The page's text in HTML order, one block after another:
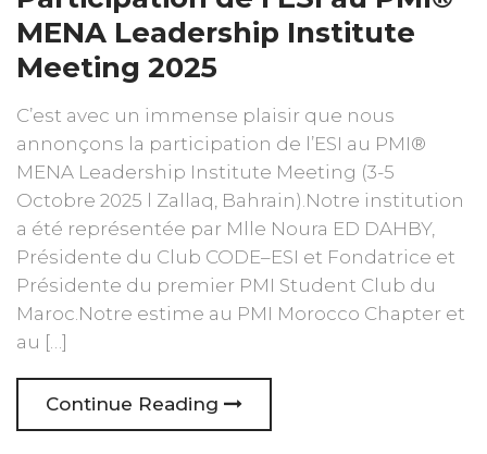
MENA Leadership Institute
Meeting 2025
C’est avec un immense plaisir que nous
annonçons la participation de l’ESI au PMI®
MENA Leadership Institute Meeting (3-5
Octobre 2025 l Zallaq, Bahrain).Notre institution
a été représentée par Mlle Noura ED DAHBY,
Présidente du Club CODE–ESI et Fondatrice et
Présidente du premier PMI Student Club du
Maroc.Notre estime au PMI Morocco Chapter et
au […]
Continue Reading